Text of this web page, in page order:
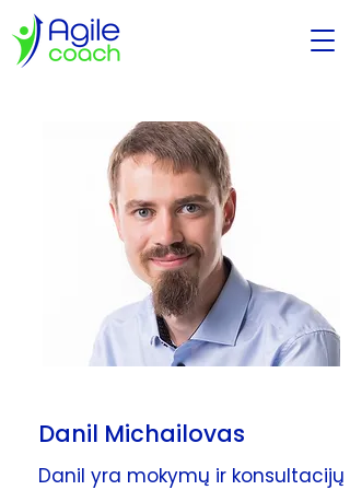
Danil Michailovas
Danil yra mokymų ir konsultacijų